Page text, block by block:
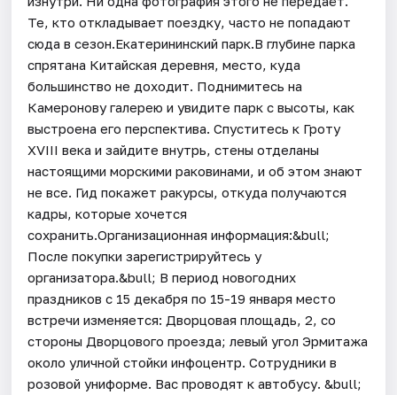
Те, кто откладывает поездку, часто не попадают
сюда в сезон.Екатерининский парк.В глубине парка
спрятана Китайская деревня, место, куда
большинство не доходит. Поднимитесь на
Камеронову галерею и увидите парк с высоты, как
выстроена его перспектива. Спуститесь к Гроту
XVIII века и зайдите внутрь, стены отделаны
настоящими морскими раковинами, и об этом знают
не все. Гид покажет ракурсы, откуда получаются
кадры, которые хочется
сохранить.Организационная информация:&bull;
После покупки зарегистрируйтесь у
организатора.&bull; В период новогодних
праздников с 15 декабря по 15-19 января место
встречи изменяется: Дворцовая площадь, 2, со
стороны Дворцового проезда; левый угол Эрмитажа
около уличной стойки инфоцентр. Сотрудники в
розовой униформе. Вас проводят к автобусу. &bull;